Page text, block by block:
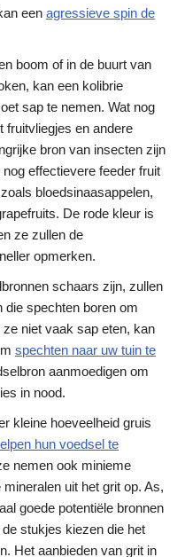
een agressieve spin de
boom of in de buurt van
kan een kolibrie
sap te nemen. Wat nog
fruitvliegjes en andere
bron van insecten zijn
effectievere feeder fruit
bloedsinaasappelen,
De rode kleur is
ze zullen de
opmerken.
schaars zijn, zullen
die spechten boren om
niet vaak sap eten, kan
spechten naar uw tuin te
aanmoedigen om
in nood.
kleine hoeveelheid gruis
hun voedsel te
nemen ook minieme
uit het grit op. As,
goede potentiële bronnen
stukjes kiezen die het
Het aanbieden van grit in